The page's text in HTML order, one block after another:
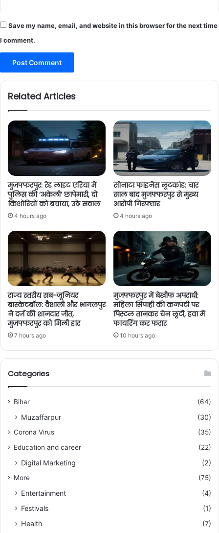
Save my name, email, and website in this browser for the next time
I comment.
Related Articles
मुजफ्फरपुर: रेड लाइट एरिया में
पुलिस की ‘अकेली’ छापेमारी, दो
किशोरियों को बचाया, उठे सवाल
4 hours ago
सोनाटा फाइनेंस लूटकांड: चार
साल बाद मुजफ्फरपुर से मुख्य
आरोपी गिरफ्तार
4 hours ago
राज्य स्तरीय सब-जूनियर
बास्केटबॉल: वैशाली और भागलपुर
ने दर्ज की शानदार जीत,
मुजफ्फरपुर को मिली हार
7 hours ago
मुजफ्फरपुर में बेखौफ अपराधी:
महिला सिपाही की कनपटी पर
पिस्टल तानकर चेन लूटी, हवा में
फायरिंग कर फरार
10 hours ago
Categories
Bihar (64)
Muzaffarpur (30)
Corona Virus
(35)
Education and career
(22)
Digital Marketing (2)
More (75)
Entertainment
(4)
Festivals
(1)
Health
(7)